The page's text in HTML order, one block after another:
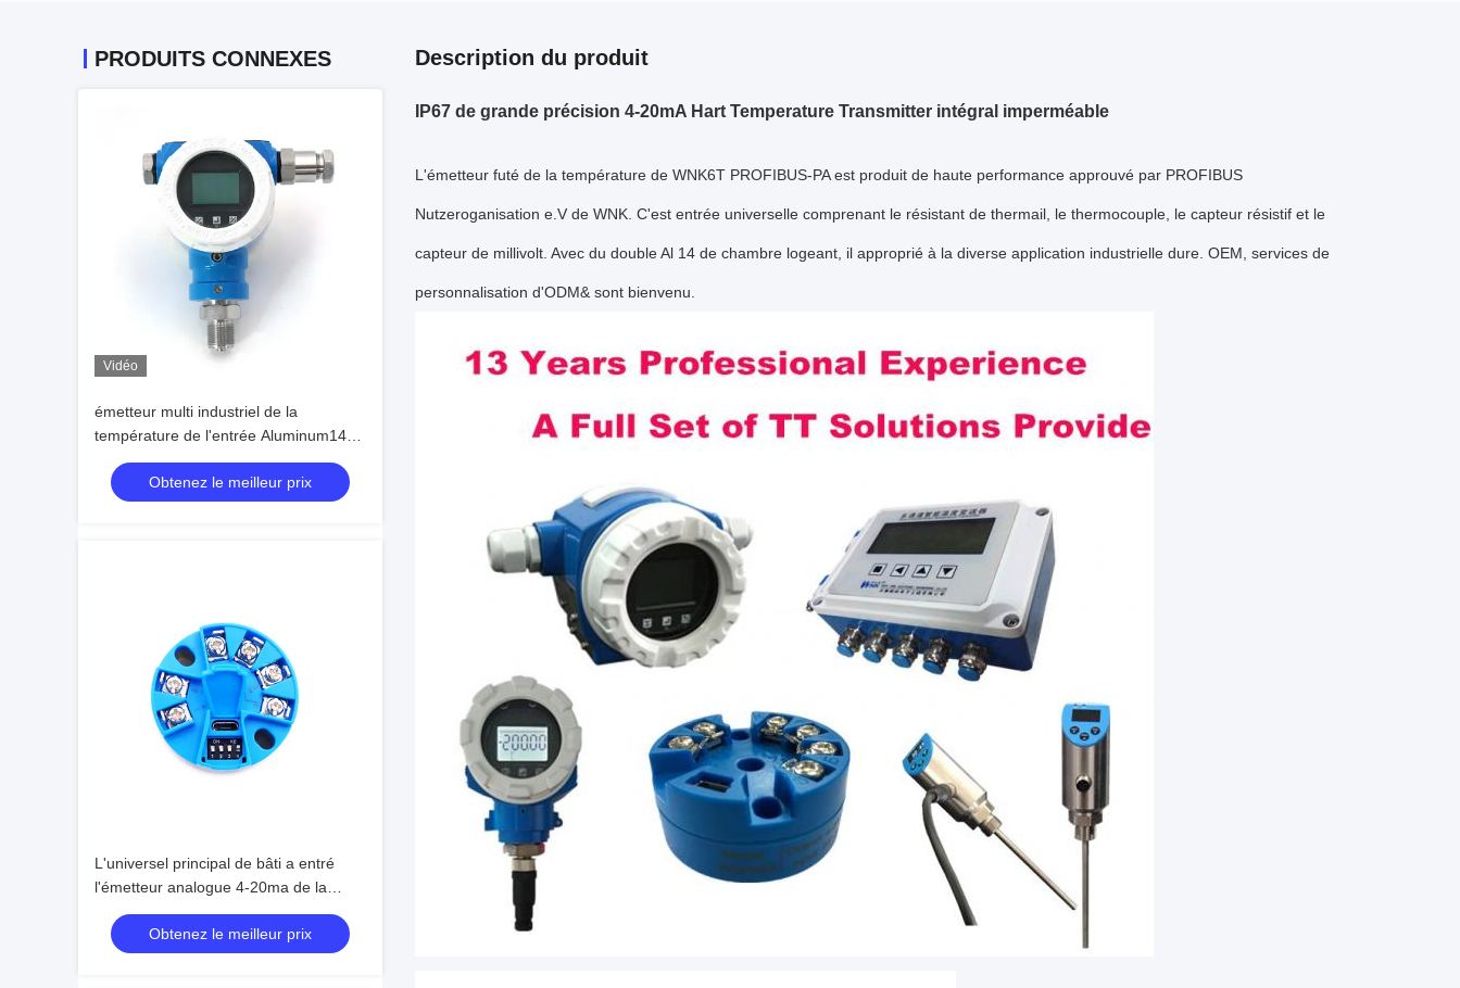
PRODUITS CONNEXES
Vidéo
émetteur multi industriel de la
température de l'entrée Aluminum14
pour l'usine de ciment
Obtenez le meilleur prix
L'universel principal de bâti a entré
l'émetteur analogue 4-20ma de la
température
Obtenez le meilleur prix
Description du produit
IP67 de grande précision 4-20mA Hart Temperature Transmitter intégral imperméable
L'émetteur futé de la température de WNK6T PROFIBUS-PA est produit de haute performance approuvé par PROFIBUS
Nutzeroganisation e.V de WNK. C'est entrée universelle comprenant le résistant de thermail, le thermocouple, le capteur résistif et le
capteur de millivolt. Avec du double Al 14 de chambre logeant, il approprié à la diverse application industrielle dure. OEM, services de
personnalisation d'ODM& sont bienvenu.